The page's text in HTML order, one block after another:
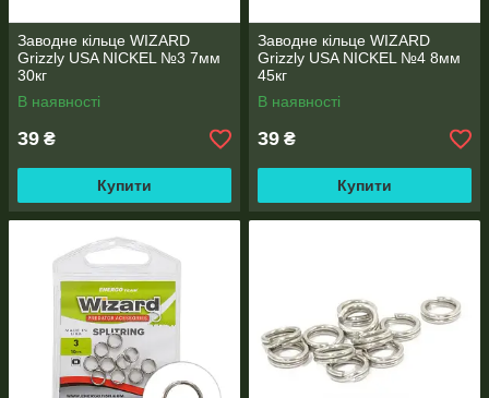
Заводне кільце WIZARD
Grizzly USA NICKEL №3 7мм
30кг
В наявності
39 ₴
Купити
Заводне кільце WIZARD
Grizzly USA NICKEL №4 8мм
45кг
В наявності
39 ₴
Купити